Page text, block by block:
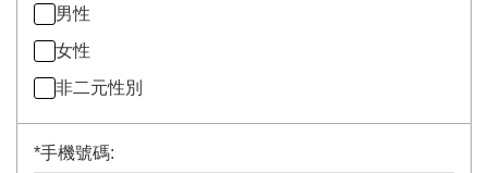
男性
女性
非二元性別
*手機號碼: